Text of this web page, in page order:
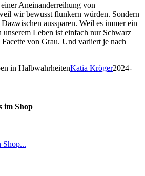
Aneinanderreihung von
wir bewusst flunkern würden. Sondern
aussparen. Weil es immer ein
Leben ist einfach nur Schwarz
von Grau. Und variiert je nach
in HalbwahrheitenKatia Kröger2024-
im Shop
Shop...